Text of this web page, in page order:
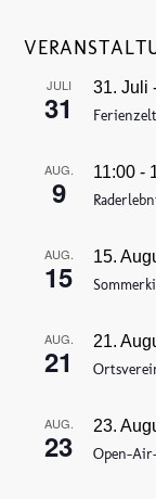
JULI
31
31. Juli
AUG.
9
11:00 -
AUG.
15
15.
AUG.
21
21.
AUG.
23
23.
Open-